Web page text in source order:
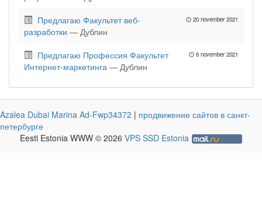
20 november 2021
Предлагаю Факультет веб-
разработки — Дублин
6 november 2021
Предлагаю Профессия Факультет
Интернет-маркетинга — Дублин
Azalea Dubai Marina Ad-Fwp34372 | продвижение сайтов в санкт-
петербурге
Eesti Estonia WWW © 2026 VPS SSD Estonia